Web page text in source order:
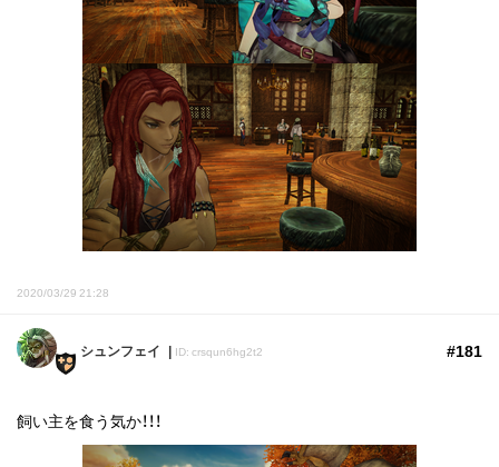
2020/03/29 21:28
シュンフェイ ID: crsqun6hg2t2 #181
飼い主を食う気か！！！